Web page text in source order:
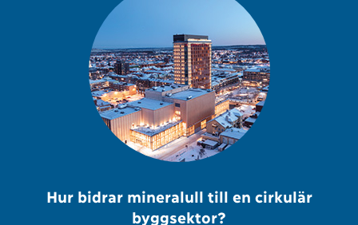
Hur bidrar mineralull till en cirkulär
byggsektor?